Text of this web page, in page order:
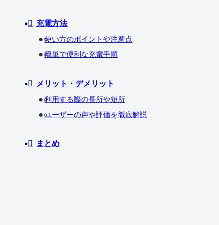
充電方法
使い方のポイントや注意点
簡単で便利な充電手順
メリット・デメリット
利用する際の長所や短所
ユーザーの声や評価を徹底解説
まとめ